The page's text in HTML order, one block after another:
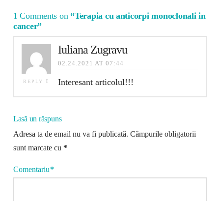
1 Comments on “Terapia cu anticorpi monoclonali in
cancer”
REPLY
Iuliana Zugravu
02.24.2021 AT 07:44
Interesant articolul!!!
Lasă un răspuns
Adresa ta de email nu va fi publicată. Câmpurile obligatorii
sunt marcate cu *
Comentariu*